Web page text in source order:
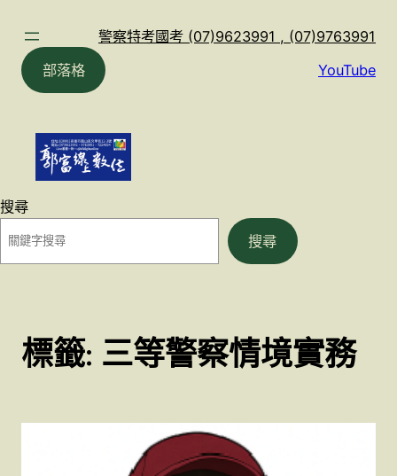
警察特考國考 (07)9623991 , (07)9763991
部落格
YouTube
搜尋
搜尋
標籤: 三等警察情境實務